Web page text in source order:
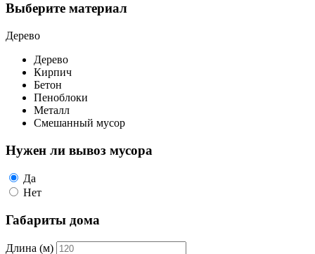
Выберите материал
Дерево
Дерево
Кирпич
Бетон
Пеноблоки
Металл
Смешанный мусор
Нужен ли вывоз мусора
Да
Нет
Габариты дома
Длина (м)